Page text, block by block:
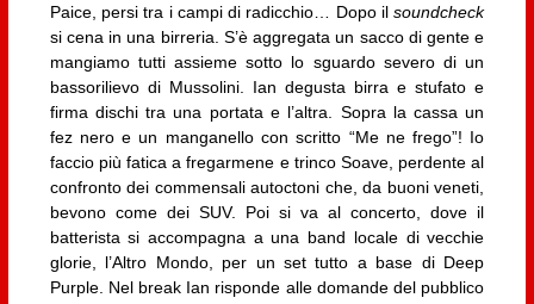
Paice, persi tra i campi di radicchio… Dopo ilsoundcheck
si cena in una birreria. S’è aggregata un sacco di gente e
mangiamo tutti assieme sotto lo sguardo severo di un
bassorilievo di Mussolini. Ian degusta birra e stufato e
firma dischi tra una portata e l’altra. Sopra la cassa un
fez nero e un manganello con scritto “Me ne frego”! Io
faccio più fatica a fregarmene e trinco Soave, perdente al
confronto dei commensali autoctoni che, da buoni veneti,
bevono come dei SUV. Poi si va al concerto, dove il
batterista si accompagna a una band locale di vecchie
glorie, l’Altro Mondo, per un set tutto a base di Deep
Purple. Nel break Ian risponde alle domande del pubblico